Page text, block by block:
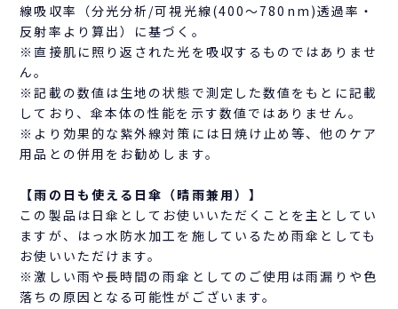
線吸収率（分光分析/可視光線(400～780nm)透過率・
反射率より算出）に基づく。
※直接肌に照り返された光を吸収するものではありませ
ん。
※記載の数値は生地の状態で測定した数値をもとに記載
しており、傘本体の性能を示す数値ではありません。
※より効果的な紫外線対策には日焼け止め等、他のケア
用品との併用をお勧めします。
【雨の日も使える日傘（晴雨兼用）】
この製品は日傘としてお使いいただくことを主としてい
ますが、はっ水防水加工を施しているため雨傘としても
お使いいただけます。
※激しい雨や長時間の雨傘としてのご使用は雨漏りや色
落ちの原因となる可能性がございます。